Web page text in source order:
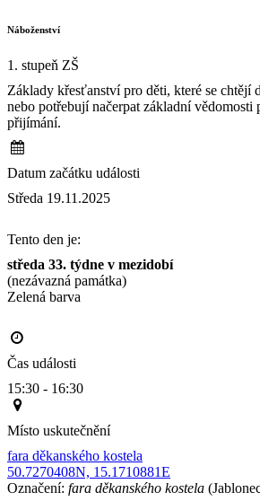
Náboženství
1. stupeň ZŠ
Základy křesťanství pro děti, které se chtějí
nebo potřebují načerpat základní vědomosti
přijímání.
Datum začátku události
Středa 19.11.2025
Tento den je:
středa 33. týdne v mezidobí
(nezávazná památka)
Zelená
Čas události
15:30 - 16:30
Místo uskutečnění
fara děkanského kostela
50.7270408N, 15.1710881E
Označení: fara děkanského kostela